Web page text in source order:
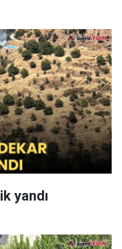
yandı